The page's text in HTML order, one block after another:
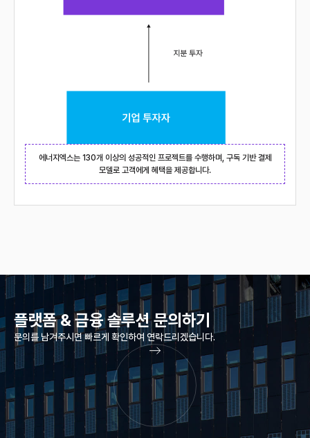
에너지엑스는 130개 이상의 성공적인 프로젝트를 수행하며, 구독 기반 결제
모델로 고객에게 혜택을 제공합니다.
플랫폼 & 금융 솔루션문의하기
문의를 남겨주시면 빠르게 확인하여 연락드리겠습니다.